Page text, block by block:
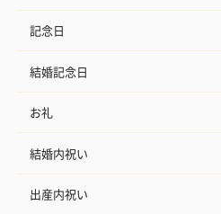
記念日
結婚記念日
お礼
結婚内祝い
出産内祝い